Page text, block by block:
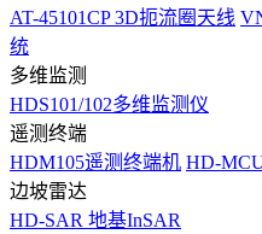
AT-45101CP 3D扼流圈天线
统
多维监测
HDS101/102多维监测仪
遥测终端
HDM105遥测终端机 HD-
边坡雷达
HD-SAR 地基InSAR